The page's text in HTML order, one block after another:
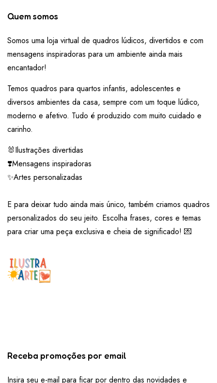
Quem somos
Somos uma loja virtual de quadros lúdicos, divertidos e com
mensagens inspiradoras para um ambiente ainda mais
encantador!
Temos quadros para quartos infantis, adolescentes e
diversos ambientes da casa, sempre com um toque lúdico,
moderno e afetivo. Tudo é produzido com muito cuidado e
carinho.
🐰Ilustrações divertidas
❣️Mensagens inspiradoras
✨Artes personalizadas
E para deixar tudo ainda mais único, também criamos quadros
personalizados do seu jeito. Escolha frases, cores e temas
para criar uma peça exclusiva e cheia de significado! 💌
Receba promoções por email
Insira seu e-mail para ficar por dentro das novidades e